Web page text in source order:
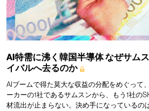
AI特需に沸く韓国半導体なぜサム
イバルへ去るのか
AIブームで得た莫大な収益の分配をめぐって
ーカーの1社であるサムスンから、もう1社の
材流出が止まらない。決め手になっているの